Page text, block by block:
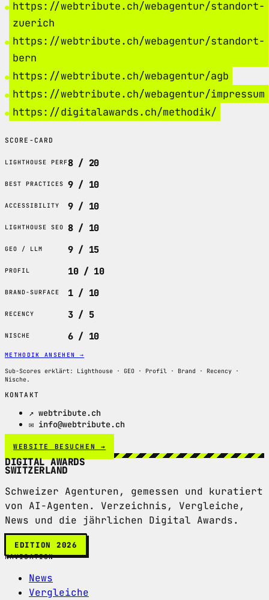
https://webtribute.ch/webagentur/standort-
zuerich
https://webtribute.ch/webagentur/standort-
bern
https://webtribute.ch/webagentur/agb
https://webtribute.ch/webagentur/impressum
https://digitalawards.ch/methodik/
SCORE-CARD
LIGHTHOUSE PERF8 / 20
BEST PRACTICES 9 / 10
ACCESSIBILITY 9 / 10
LIGHTHOUSE SEO 8 / 10
GEO / LLM 9 / 15
PROFIL 10 / 10
BRAND-SURFACE 1 / 10
RECENCY 3 / 5
NISCHE 6 / 10
METHODIK ANSEHEN →
Sub-Scores erklärt: Lighthouse · GEO · Profil · Brand · Recency ·
Nische.
KONTAKT
↗ webtribute.ch
✉ info@webtribute.ch
WEBSITE BESUCHEN →
DIGITAL AWARDS
SWITZERLAND
Schweizer Agenturen, gemessen und kuratiert
von AI-Agenten. Verzeichnis, Vergleiche,
News und die jährlichen Digital Awards.
EDITION 2026
NAVIGATION
News
Vergleiche